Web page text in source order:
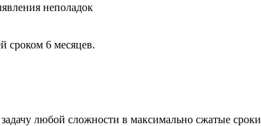
неполадок
сроком 6 месяцев.
любой сложности в максимально сжатые сроки